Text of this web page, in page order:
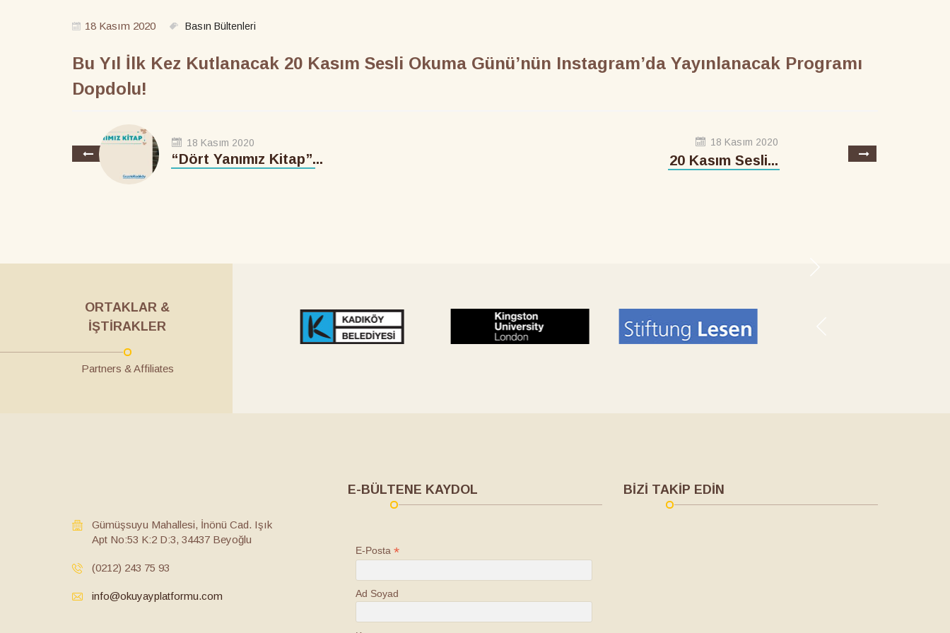
18 Kasım 2020 Basın Bültenleri
Bu Yıl İlk Kez Kutlanacak 20 Kasım Sesli Okuma Günü’nün Instagram’da Yayınlanacak Programı
Dopdolu!
18 Kasım 2020
“Dört Yanımız Kitap”...
18 Kasım 2020
20 Kasım Sesli...
ORTAKLAR &
İŞTIRAKLER
Partners & Affiliates
Gümüşsuyu Mahallesi, İnönü Cad. Işık
Apt No:53 K:2 D:3, 34437 Beyoğlu
(0212) 243 75 93
info@okuyayplatformu.com
E-BÜLTENE KAYDOL
E-Posta *
Ad Soyad
BİZİ TAKİP EDİN